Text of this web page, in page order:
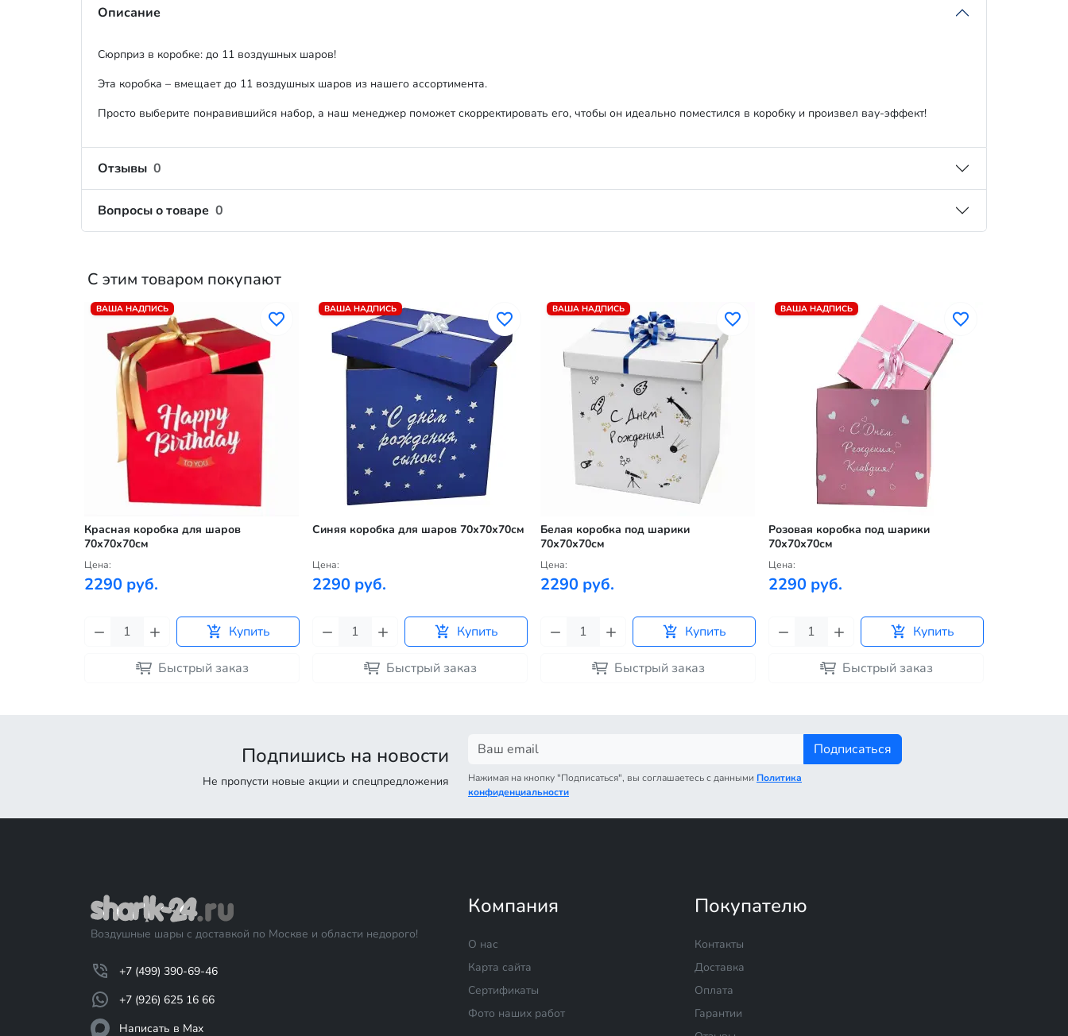
Описание
Сюрприз в коробке: до 11 воздушных шаров!
Эта коробка – вмещает до 11 воздушных шаров из нашего ассортимента.
Просто выберите понравившийся набор, а наш менеджер поможет скорректировать его, чтобы он идеально поместился в коробку и произвел вау-эффект!
Отзывы 0
Вопросы о товаре 0
С этим товаром покупают
ВАША НАДПИСЬ
Красная коробка для шаров
70х70х70см
Цена:
2290 руб.
Купить
Быстрый заказ
ВАША НАДПИСЬ
Синяя коробка для шаров 70х70х70см
Цена:
2290 руб.
Купить
Быстрый заказ
ВАША НАДПИСЬ
Белая коробка под шарики
70х70х70см
Цена:
2290 руб.
Купить
Быстрый заказ
ВАША НАДПИСЬ
Розовая коробка под шарики
70х70х70см
Цена:
2290 руб.
Купить
Быстрый заказ
Подпишись на новости
Не пропусти новые акции и спецпредложения
Подписаться
Нажимая на кнопку "Подписаться", вы соглашаетесь с данными Политика
конфиденциальности
Воздушные шары с доставкой по Москве и области недорого!
+7 (499) 390-69-46
+7 (926) 625 16 66
Написать в Max
Компания
О нас
Карта сайта
Сертификаты
Фото наших работ
Покупателю
Контакты
Доставка
Оплата
Гарантии